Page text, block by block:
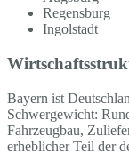
Regensburg
Ingolstadt
Bayern ist
Schwergewicht:
Fahrzeugbau,
erheblicher Teil der